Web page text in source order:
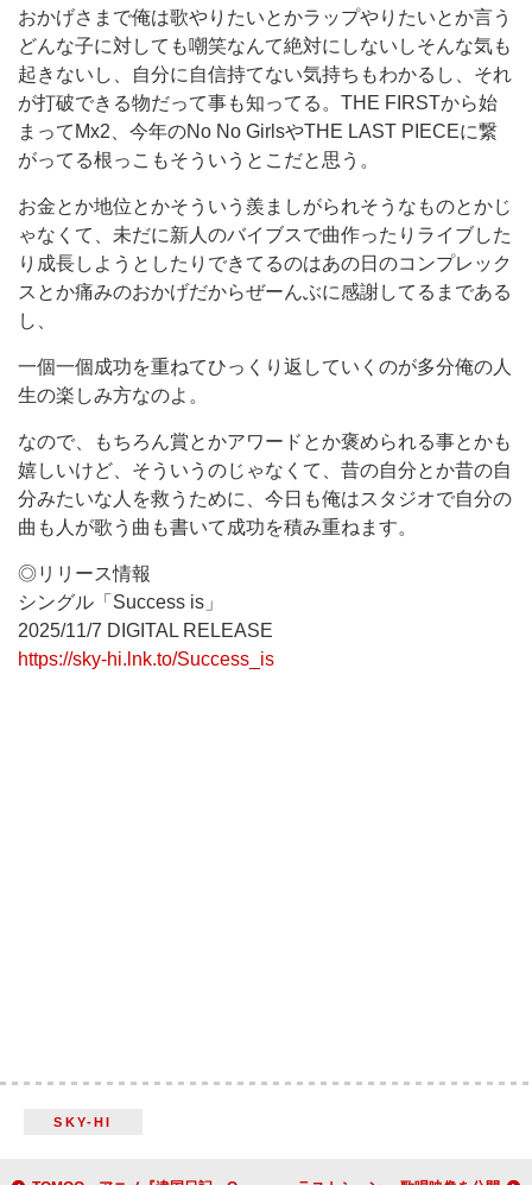
おかげさまで俺は歌やりたいとかラップやりたいとか言う
どんな子に対しても嘲笑なんて絶対にしないしそんな気も
起きないし、自分に自信持てない気持ちもわかるし、それ
が打破できる物だって事も知ってる。THE FIRSTから始
まってMx2、今年のNo No GirlsやTHE LAST PIECEに繋
がってる根っこもそういうとこだと思う。
お金とか地位とかそういう羨ましがられそうなものとかじ
ゃなくて、未だに新人のバイブスで曲作ったりライブした
り成長しようとしたりできてるのはあの日のコンプレック
スとか痛みのおかげだからぜーんぶに感謝してるまである
し、
一個一個成功を重ねてひっくり返していくのが多分俺の人
生の楽しみ方なのよ。
なので、もちろん賞とかアワードとか褒められる事とかも
嬉しいけど、そういうのじゃなくて、昔の自分とか昔の自
分みたいな人を救うために、今日も俺はスタジオで自分の
曲も人が歌う曲も書いて成功を積み重ねます。
◎リリース情報
シングル「Success is」
2025/11/7 DIGITAL RELEASE
https://sky-hi.lnk.to/Success_is
SKY-HI